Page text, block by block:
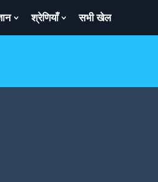
Show
Submenu
श्रेणियाँ
Show
Submenu
सभी खेल